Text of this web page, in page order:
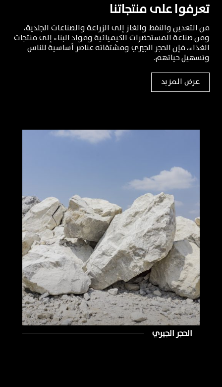
تعرفوا على منتجاتنا
من التعدين والنفط والغاز إلى الزراعة والصناعات الجلدية،
ومن صناعة المستحضرات الكيميائية ومواد البناء إلى منتجات
الغذاء، فإن الحجر الجيري ومشتقاته عناصر أساسية للناس
وتسهيل حياتهم.
عرض المزيد
الحجر الجيري